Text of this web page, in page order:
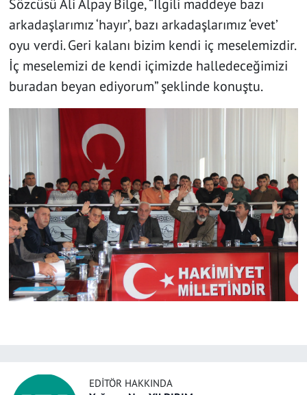
Sözcüsü Ali Alpay Bilge, “İlgili maddeye bazı
arkadaşlarımız ‘hayır’, bazı arkadaşlarımız ‘evet’
oyu verdi. Geri kalanı bizim kendi iç meselemizdir.
İç meselemizi de kendi içimizde halledeceğimizi
buradan beyan ediyorum” şeklinde konuştu.
EDITÖR HAKKINDA